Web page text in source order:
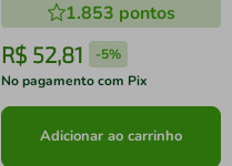
1.853 pontos
R$ 52,81 -5%
No pagamento com Pix
Adicionar ao carrinho